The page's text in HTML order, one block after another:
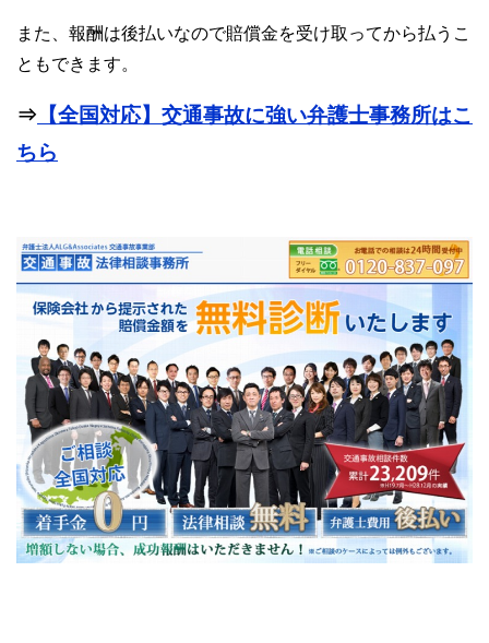
また、報酬は後払いなので賠償金を受け取ってから払うこ
ともできます。
⇒ 【全国対応】交通事故に強い弁護士事務所はこ
ちら